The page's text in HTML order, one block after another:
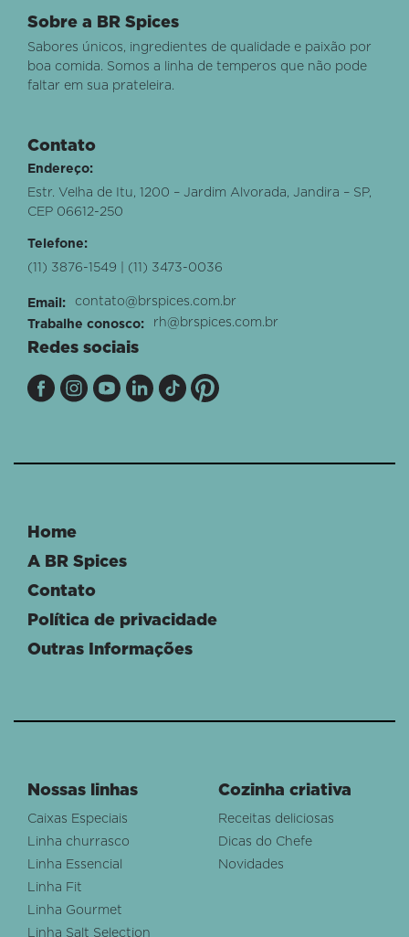
Sobre a BR Spices
Sabores únicos, ingredientes de qualidade e paixão por
boa comida. Somos a linha de temperos que não pode
faltar em sua prateleira.
Contato
Endereço:
Estr. Velha de Itu, 1200 – Jardim Alvorada, Jandira – SP,
CEP 06612-250
Telefone:
(11) 3876-1549 | (11) 3473-0036
Email:
contato@brspices.com.br
Trabalhe conosco:
rh@brspices.com.br
Redes sociais
Home
A BR Spices
Contato
Política de privacidade
Outras Informações
Nossas linhas
Caixas Especiais
Linha churrasco
Linha Essencial
Linha Fit
Linha Gourmet
Linha Salt Selection
Cozinha criativa
Receitas deliciosas
Dicas do Chefe
Novidades